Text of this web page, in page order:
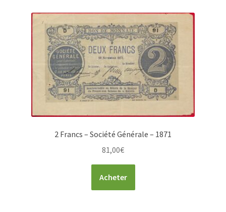
2 Francs – Société Générale – 1871
81,00€
Acheter